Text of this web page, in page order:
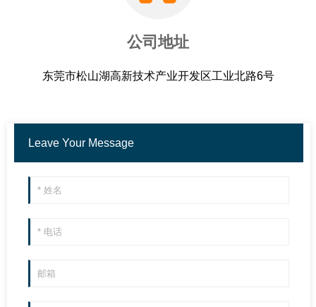
公司地址
东莞市松山湖高新技术产业开发区工业北路6号
Leave Your Message